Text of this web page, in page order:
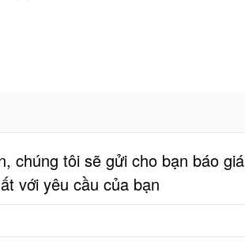
chúng tôi sẽ gửi cho bạn báo giá
với yêu cầu của bạn